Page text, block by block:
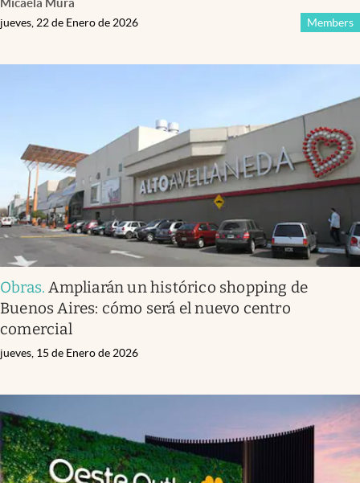
Micaela Mura
Members
jueves, 22 de Enero de 2026
Obras.Ampliarán un histórico shopping de
Buenos Aires: cómo será el nuevo centro
comercial
jueves, 15 de Enero de 2026